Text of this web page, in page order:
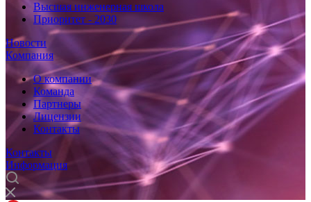
Высшая инженерная школа
Приоритет - 2030
Новости
Компания
О компании
Команда
Партнеры
Лицензии
Контакты
Контакты
Информация